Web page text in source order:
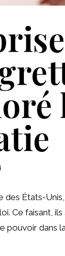
États-
Ce faisant,
pouvoir dans